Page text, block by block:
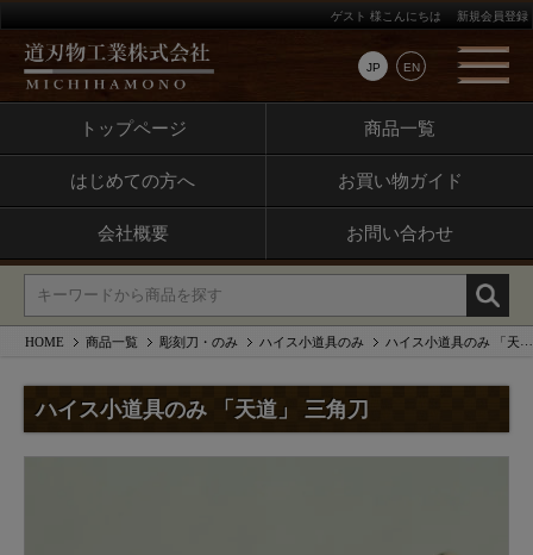
JP EN
ゲスト 様こんにちは 新規会員登録
トップページ 商品一覧
はじめての方へ お買い物ガイド
会社概要 お問い合わせ
HOME 商品一覧 彫刻刀・のみ ハイス小道具のみ ハイス小道具のみ 「天道」 三角刀
ハイス小道具のみ 「天道」 三角刀